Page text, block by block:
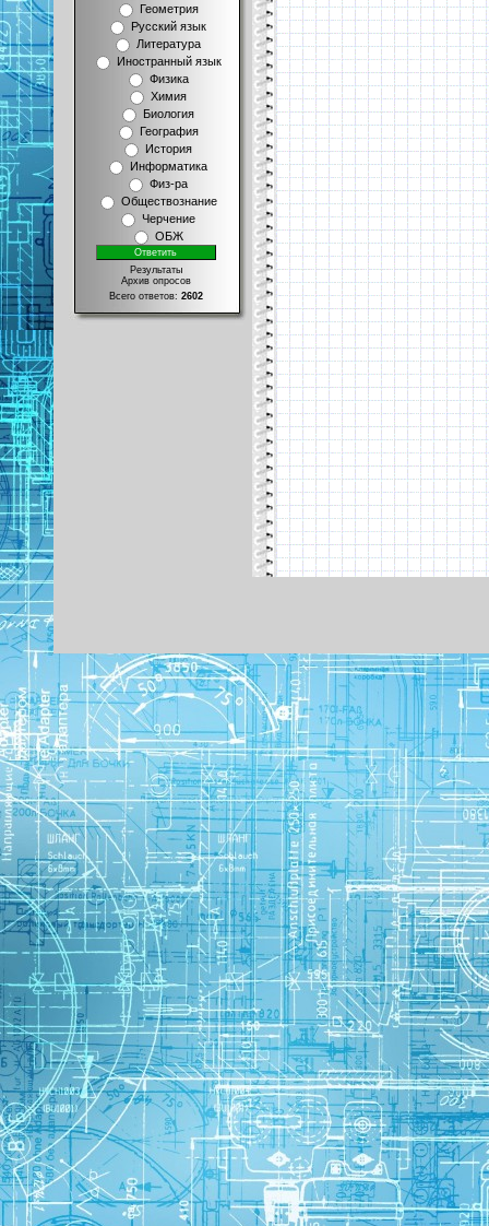
Геометрия
Русский язык
Литература
Иностранный язык
Физика
Химия
Биология
География
История
Информатика
Физ-ра
Обществознание
Черчение
ОБЖ
Результаты
Архив опросов
Всего ответов: 2602